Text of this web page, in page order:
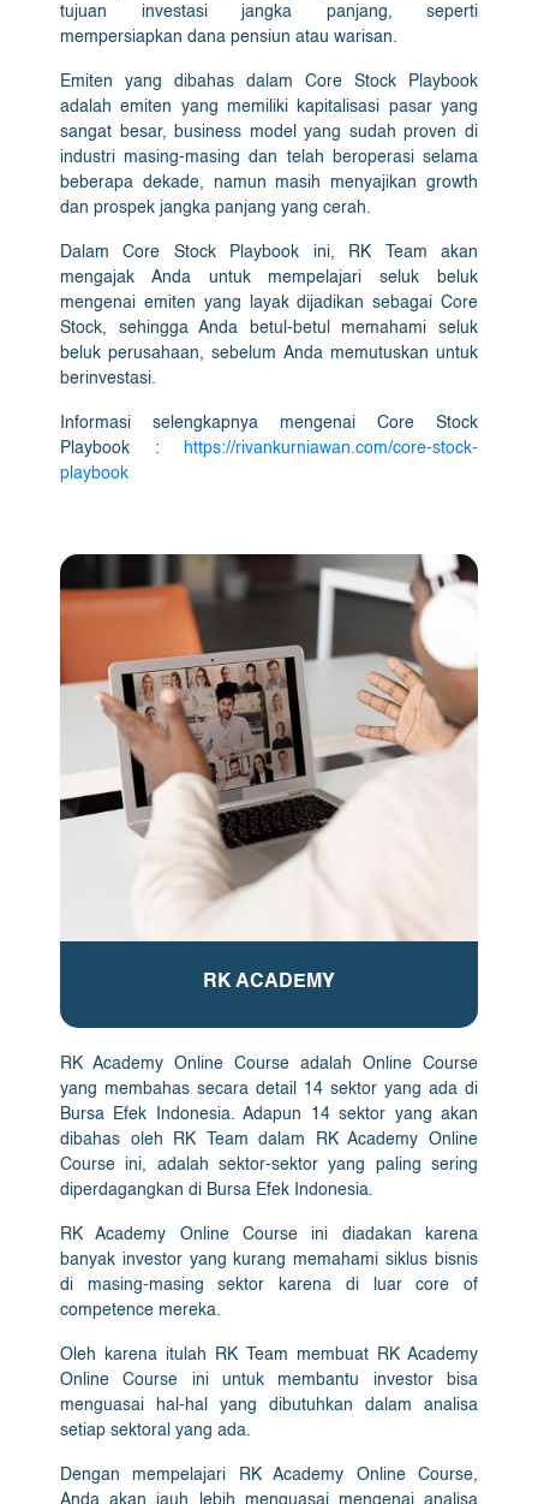
tujuan investasi jangka panjang, seperti
mempersiapkan dana pensiun atau warisan.
Emiten yang dibahas dalam Core Stock Playbook
adalah emiten yang memiliki kapitalisasi pasar yang
sangat besar, business model yang sudah proven di
industri masing-masing dan telah beroperasi selama
beberapa dekade, namun masih menyajikan growth
dan prospek jangka panjang yang cerah.
Dalam Core Stock Playbook ini, RK Team akan
mengajak Anda untuk mempelajari seluk beluk
mengenai emiten yang layak dijadikan sebagai Core
Stock, sehingga Anda betul-betul memahami seluk
beluk perusahaan, sebelum Anda memutuskan untuk
berinvestasi.
Informasi selengkapnya mengenai Core Stock
Playbook :
https://rivankurniawan.com/core-stock-
playbook
RK ACADEMY
RK Academy Online Course adalah Online Course
yang membahas secara detail 14 sektor yang ada di
Bursa Efek Indonesia. Adapun 14 sektor yang akan
dibahas oleh RK Team dalam RK Academy Online
Course ini, adalah sektor-sektor yang paling sering
diperdagangkan di Bursa Efek Indonesia.
RK Academy Online Course ini diadakan karena
banyak investor yang kurang memahami siklus bisnis
di masing-masing sektor karena di luar core of
competence mereka.
Oleh karena itulah RK Team membuat RK Academy
Online Course ini untuk membantu investor bisa
menguasai hal-hal yang dibutuhkan dalam analisa
setiap sektoral yang ada.
Dengan mempelajari RK Academy Online Course,